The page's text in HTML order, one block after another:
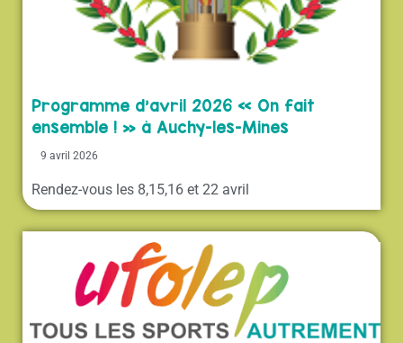
Programme d’avril 2026 « On fait
ensemble ! » à Auchy-les-Mines
9 avril 2026
Rendez-vous les 8,15,16 et 22 avril